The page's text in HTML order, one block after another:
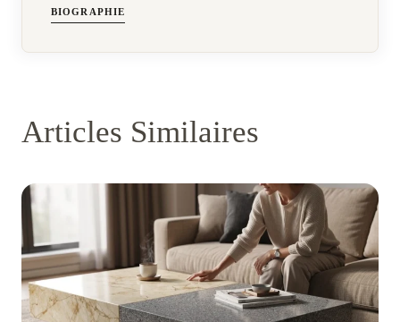
BIOGRAPHIE
Articles Similaires